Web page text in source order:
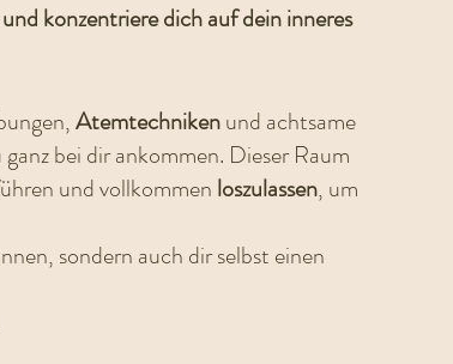
konzentriere dich auf dein inneres
Atemtechnikenund achtsame
bei dir ankommen. Dieser Raum
und vollkommen loszulassen, um
sondern auch dir selbst einen